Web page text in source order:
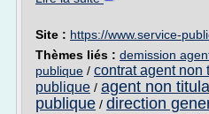
Site : https://www.service-
Thèmes liés : demission
publique / contrat agent non
publique / agent non
publique / direction